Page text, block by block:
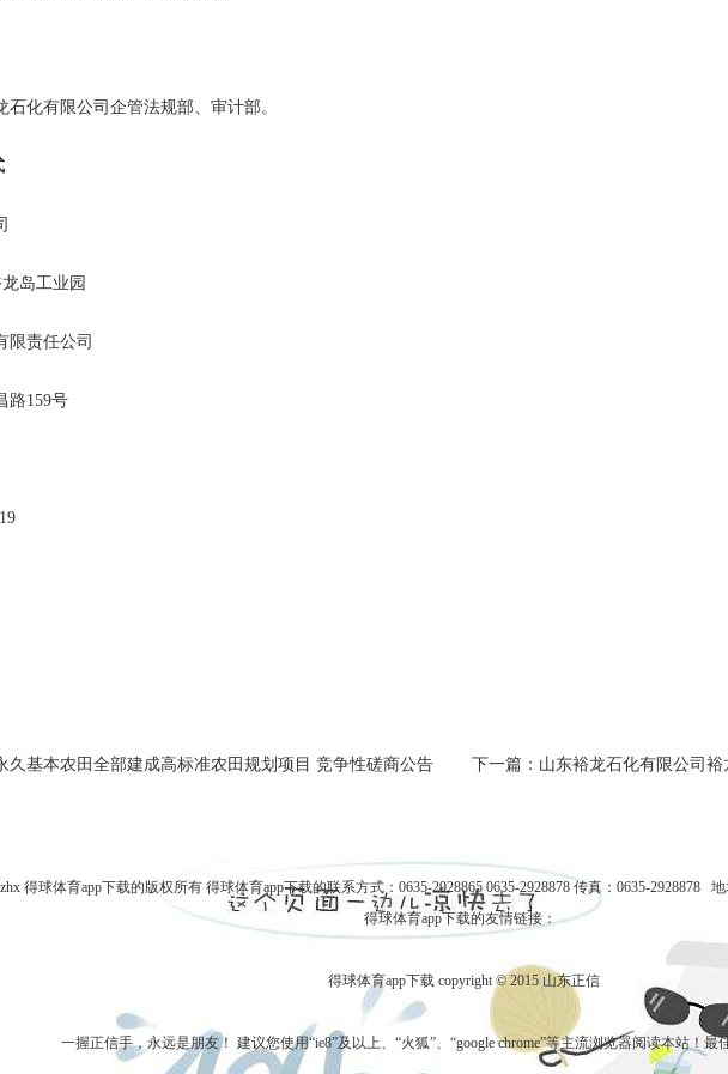
化有限公司企管法规部、审计部。
岛工业园
限责任公司
路159号
久基本农田全部建成高标准农田规划项目 竞争性磋商公告
下一篇：山东裕龙石化有限公司
得球体育app下载的版权所有 得球体育app下载的联系方式：0635-2928865 0635-2928878 传真：0635-2928878
得球体育app下载的友情链接：
得球体育app下载 copyright © 2015 山东正信
一握正信手，永远是朋友！ 建议您使用“ie8”及以上、“火狐”、“google chrome”等主流浏览器阅读本站！最